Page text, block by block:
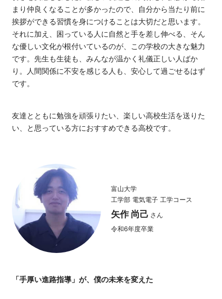
まり仲良くなることが多かったので、自分から当たり前に
挨拶ができる習慣を身につけることは大切だと思います。
それに加え、困っている人に自然と手を差し伸べる、そん
な優しい文化が根付いているのが、この学校の大きな魅力
です。先生も生徒も、みんなが温かく礼儀正しい人ばか
り。人間関係に不安を感じる人も、安心して過ごせるはず
です。
友達とともに勉強を頑張りたい、楽しい高校生活を送りた
い、と思っている方におすすめできる高校です。
富山大学
工学部 電気電子 工学コース
矢作 尚己 さん
令和6年度卒業
「手厚い進路指導」が、僕の未来を変えた